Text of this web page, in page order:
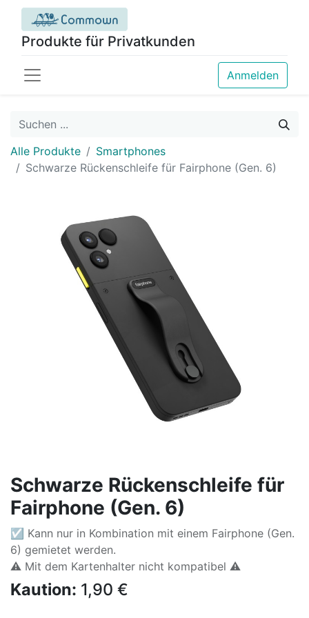
Produkte für Privatkunden
Anmelden
Alle Produkte
Smartphones
Schwarze Rückenschleife für Fairphone (Gen. 6)
Schwarze Rückenschleife für
Fairphone (Gen. 6)
☑ Kann nur in Kombination mit einem Fairphone (Gen.
6) gemietet werden.
⚠️ Mit dem Kartenhalter nicht kompatibel ⚠️
Kaution: 1,90 €